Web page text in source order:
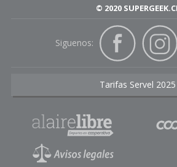
© 2020
Siguenos:
Tarifas Servel 2025